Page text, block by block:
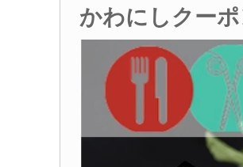
かわにしクー